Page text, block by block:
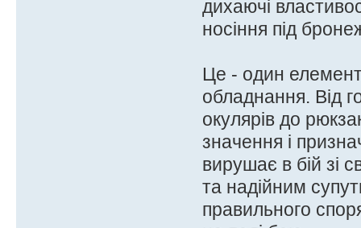
дихаючі
носіння під
Це - один елемент
обладнання. Від
окулярів до
значення і
вирушає в бій зі
та надійним
правильного